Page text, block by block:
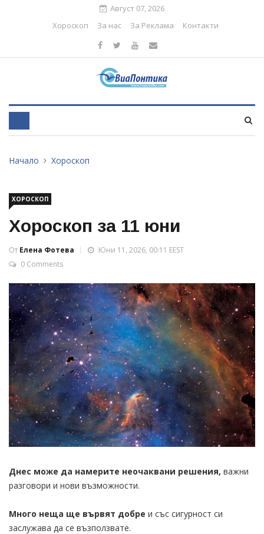
Август 07, 2026
Хороскоп
За нас За Реклама Контакти
Начало Хороскоп
ХОРОСКОП
Хороскоп за 11 юни
От Елена Фотева
Юни 11, 2026, 00:11 EEST
0 Comments
Днес може да намерите неочаквани решения, важни
разговори и нови възможности.
Много неща ще вървят добре и със сигурност си
заслужава да се възползвате.